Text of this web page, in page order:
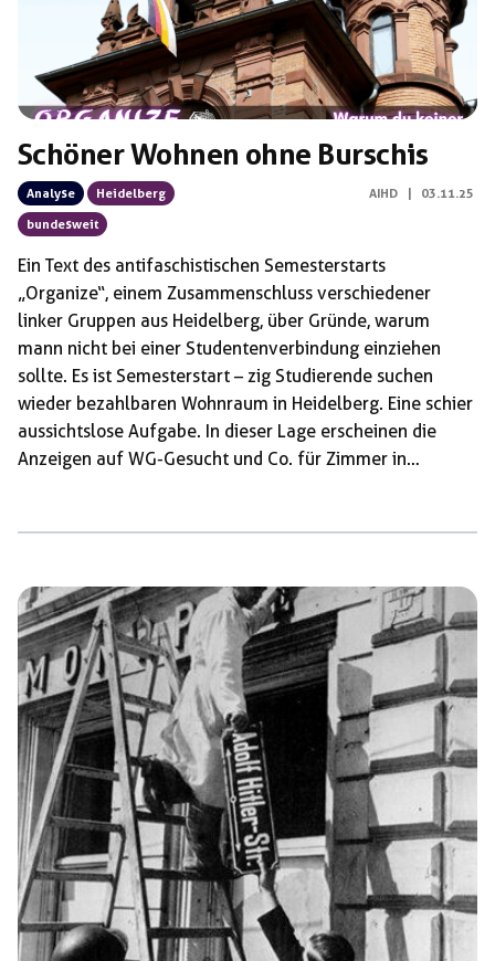
Schöner Wohnen ohne Burschis
Analyse
Heidelberg
bundesweit
AIHD 03.11.25
Ein Text des antifaschistischen Semesterstarts
„Organize“, einem Zusammenschluss verschiedener
linker Gruppen aus Heidelberg, über Gründe, warum
mann nicht bei einer Studentenverbindung einziehen
sollte. Es ist Semesterstart – zig Studierende suchen
wieder bezahlbaren Wohnraum in Heidelberg. Eine schier
aussichtslose Aufgabe. In dieser Lage erscheinen die
Anzeigen auf WG-Gesucht und Co. für Zimmer in
„Lebensbund“. Burschenschaften und andere
Studentenverbindungen nutzen die Wohnungsnot aktiv
zur Anwerbung neuer „Verbindungsbrüder“ aus. Im
folgenden Text nennen wir einige Gründe, warum du
nicht bei ihnen einziehen solltest. Rassistisch, sexistisch,
[…]